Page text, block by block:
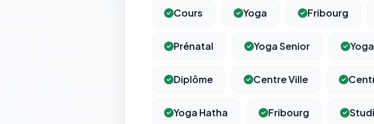
Cours Yoga Fribourg
Prénatal Yoga Senior
Diplôme Centre Ville
Yoga Hatha Fribourg